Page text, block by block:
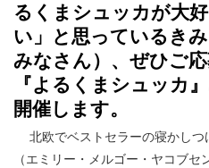
るくまシュッカが大
い」と思っているき
みなさん）、ぜひご
『よるくまシュッカ
開催します。
北欧でベストセラーの寝かしつ
（エミリー・メルゴー・ヤコブ